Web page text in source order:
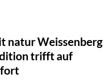
natur Weissenberg
trifft auf